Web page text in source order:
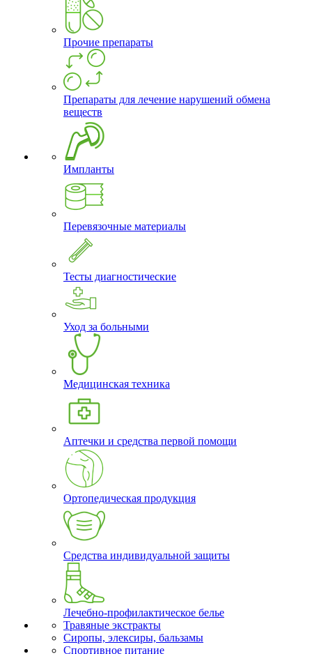
Прочие препараты
Препараты для лечение нарушений обмена
веществ
Импланты
Перевязочные материалы
Тесты диагностические
Уход за больными
Медицинская техника
Аптечки и средства первой помощи
Ортопедическая продукция
Средства индивидуальной защиты
Лечебно-профилактическое белье
Травяные экстракты
Сиропы, элексиры, бальзамы
Спортивное питание